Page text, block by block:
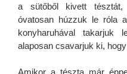
a sütőből kivett
óvatosan húzzuk le róla
konyharuhával takarjuk
alaposan csavarjuk ki,
Amikor a tészta már